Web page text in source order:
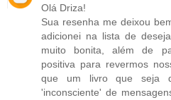
Olá Driza!
Sua resenha me deixou
adicionei na lista de
muito bonita, além de
positiva para revermos
que um livro que seja
'inconsciente' de